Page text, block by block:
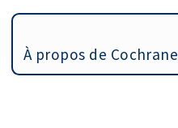
À propos de Cochrane